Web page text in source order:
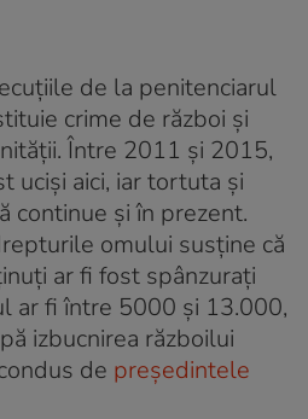
de la penitenciarul
crime de război și
Între 2011 și 2015,
uciși aici, iar tortuta și
continue și în prezent.
omului susține că
ar fi fost spânzurați
ar fi între 5000 și 13.000,
izbucnirea războilui
de președintele